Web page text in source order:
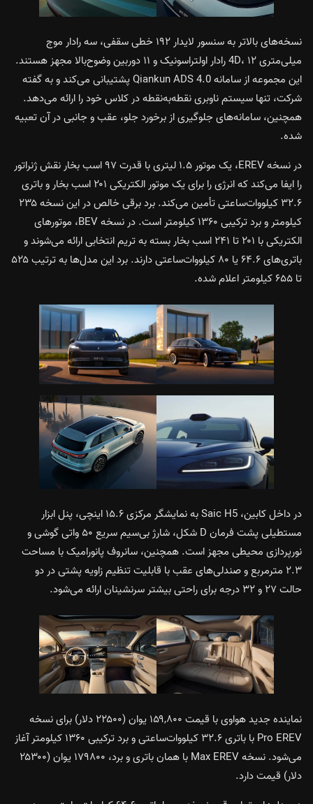
نسخه‌های بالاتر به سنسور لایدار ۱۹۲ خطی سقفی، سه رادار موج
میلی‌متری 4D، ۱۲ رادار اولتراسونیک و ۱۱ دوربین وضوح‌بالا مجهز هستند.
این مجموعه از سامانه Qiankun ADS 4.0 پشتیبانی می‌کند و به گفته
شرکت، تنها سیستم ناوبری نقطه‌به‌نقطه در کلاس خود را ارائه می‌دهد.
همچنین، سامانه‌های جلوگیری از برخورد جلو، عقب و جانبی در آن تعبیه
شده.
در نسخه EREV، یک موتور ۱.۵ لیتری با قدرت ۹۷ اسب بخار نقش ژنراتور
را ایفا می‌کند که انرژی را برای یک موتور الکتریکی ۲۰۱ اسب بخار و باتری
۳۲.۶ کیلووات‌ساعتی تأمین می‌کند. برد برقی خالص در این نسخه ۲۳۵
کیلومتر و برد ترکیبی ۱۳۶۰ کیلومتر است. در نسخه BEV، موتورهای
الکتریکی با ۲۰۱ تا ۲۴۱ اسب بخار بسته به تریم انتخابی ارائه می‌شوند و
باتری‌های ۶۴.۶ یا ۸۰ کیلووات‌ساعتی دارند. برد این مدل‌ها به ترتیب ۵۲۵
تا ۶۵۵ کیلومتر اعلام شده.
در داخل کابین، Saic H5 به نمایشگر مرکزی ۱۵.۶ اینچی، پنل ابزار
مستطیلی پشت فرمان D شکل، شارژ بی‌سیم سریع ۵۰ واتی گوشی و
نورپردازی محیطی مجهز است. همچنین، سانروف پانورامیک با مساحت
۲.۳ مترمربع و صندلی‌های عقب با قابلیت تنظیم زاویه پشتی در دو
حالت ۲۷ و ۳۲ درجه برای راحتی بیشتر سرنشینان ارائه می‌شود.
نماینده جدید هواوی با قیمت ۱۵۹,۸۰۰ یوان (۲۲۵۰۰ دلار) برای نسخه
Pro EREV با باتری ۳۲.۶ کیلووات‌ساعتی و برد ترکیبی ۱۳۶۰ کیلومتر آغاز
می‌شود. نسخه Max EREV با همان باتری و برد، ۱۷۹۸۰۰ یوان (۲۵۳۰۰
دلار) قیمت دارد.